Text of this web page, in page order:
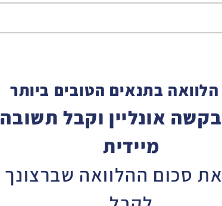
בתנאים הטובים ביותר
אונליין וקבל תשובה
מיידית
סכום ההלוואה שברצונך